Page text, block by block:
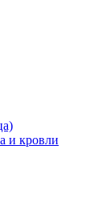
и кровли